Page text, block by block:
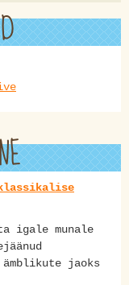
igale munale
jaoks